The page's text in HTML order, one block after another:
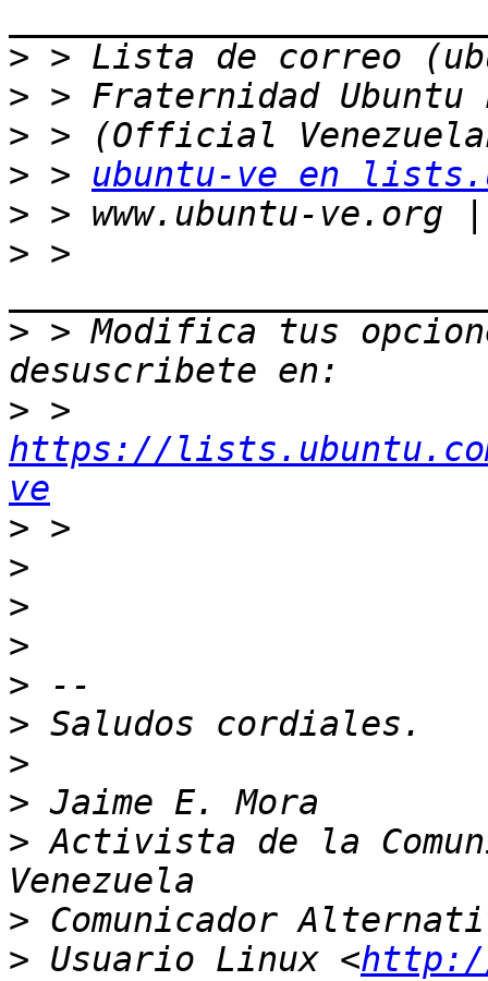
>
>
>
> > ubuntu-ve en
>
> >
> > Modifica tus
>
https://
ve
>
>
>
>
>
>
>
>
> Activista de la
>
> Usuario Linux <